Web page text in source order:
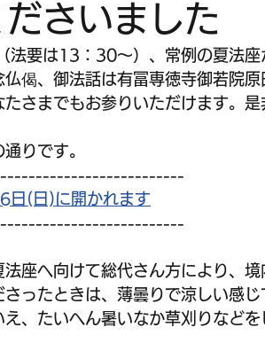
さいました
要は13：30～）、常例の夏法座
偈、御法話は有冨専徳寺御若院
さまでもお参りいただけます。
りです。
日(日)に開かれます
座へ向けて総代さん方により、境
ったときは、薄曇りで涼しい感じ
、たいへん暑いなか草刈りなどを